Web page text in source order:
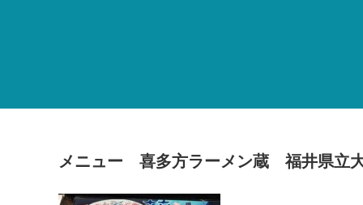
メニュー 喜多方ラーメン蔵 福井県立